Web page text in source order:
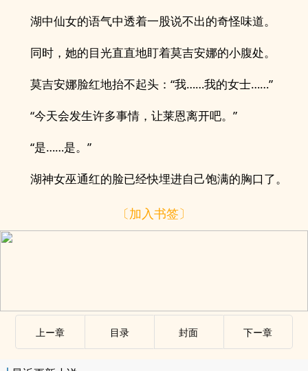
湖中仙女的语气中透着一股说不出的奇怪味道。
同时，她的目光直直地盯着莫吉安娜的小腹处。
莫吉安娜脸红地抬不起头：“我……我的女士……”
“今天会发生许多事情，让莱恩离开吧。”
“是……是。”
湖神女巫通红的脸已经快埋进自己饱满的胸口了。
〔加入书签〕
上ー章 目录 封面 下ー章